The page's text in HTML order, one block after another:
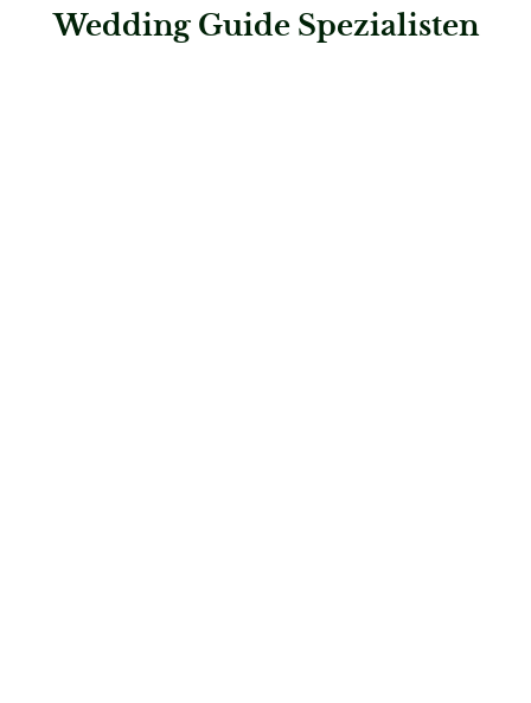
Wedding Guide Spezialisten